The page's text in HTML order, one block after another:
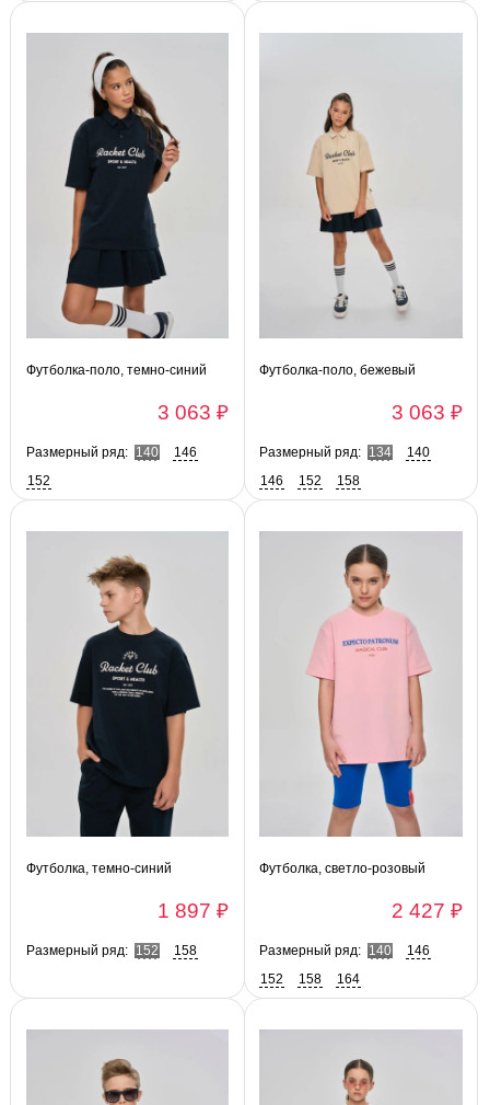
Футболка-поло, темно-синий
3 063 ₽
Размерный ряд: 140
146
152
Футболка-поло, бежевый
3 063 ₽
Размерный ряд: 134
140
146
152 158
Футболка, темно-синий
1 897 ₽
Размерный ряд: 152 158
Футболка, светло-розовый
2 427 ₽
Размерный ряд: 140
146
152
158 164